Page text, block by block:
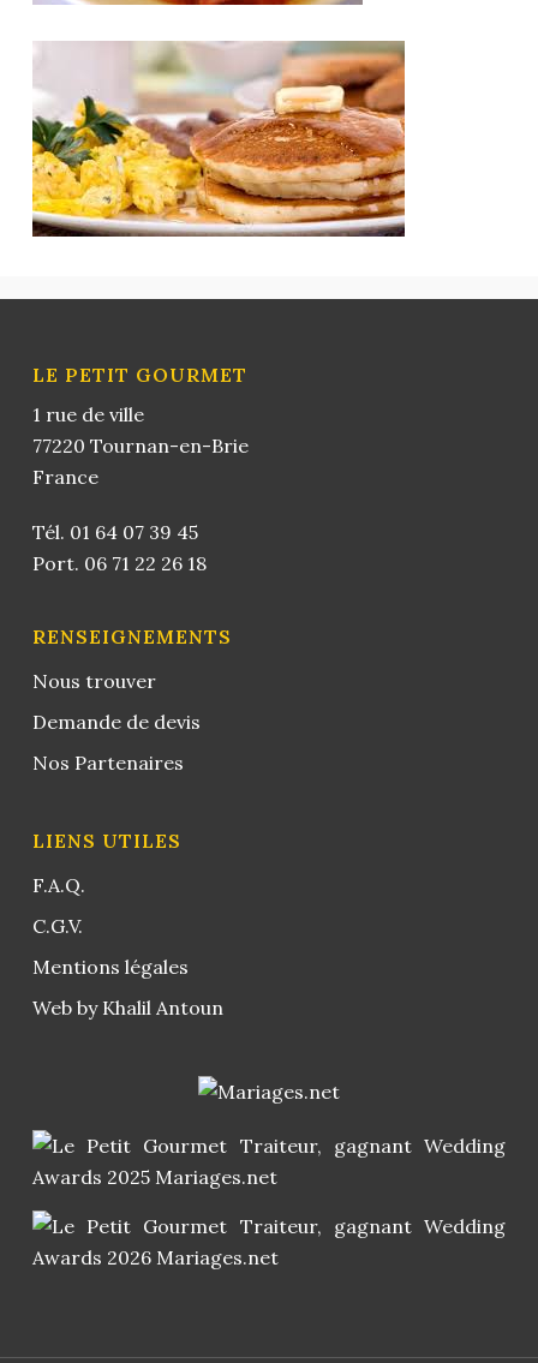
LE PETIT GOURMET
1 rue de ville
77220 Tournan-en-Brie
France
Tél. 01 64 07 39 45
Port. 06 71 22 26 18
RENSEIGNEMENTS
Nous trouver
Demande de devis
Nos Partenaires
LIENS UTILES
F.A.Q.
C.G.V.
Mentions légales
Web by Khalil Antoun